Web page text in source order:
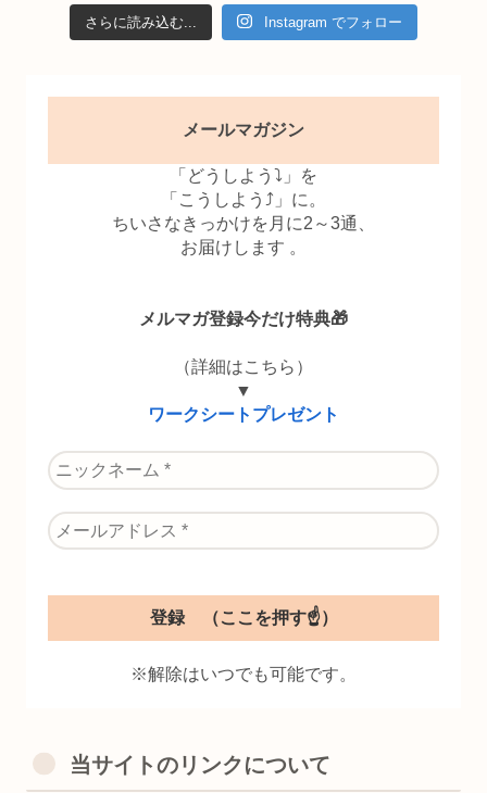
さらに読み込む... Instagram でフォロー
メールマガジン
「どうしよう⤵」を
「こうしよう⤴」に。
ちいさなきっかけを月に2～3通、
お届けします 。
メルマガ登録今だけ特典🎁
（詳細はこちら）
▼
ワークシートプレゼント
※解除はいつでも可能です。
当サイトのリンクについて